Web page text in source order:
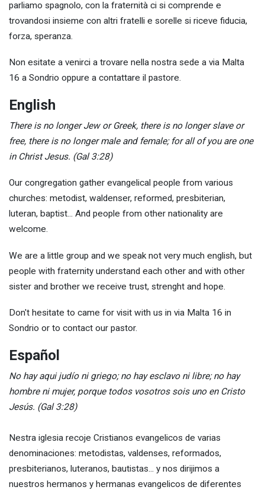
parliamo spagnolo, con la fraternità ci si comprende e
trovandosi insieme con altri fratelli e sorelle si riceve fiducia,
forza, speranza.
Non esitate a venirci a trovare nella nostra sede a via Malta
16 a Sondrio oppure a contattare il pastore.
English
There is no longer Jew or Greek, there is no longer slave or
free, there is no longer male and female; for all of you are one
in Christ Jesus. (Gal 3:28)
Our congregation gather evangelical people from various
churches: metodist, waldenser, reformed, presbiterian,
luteran, baptist... And people from other nationality are
welcome.
We are a little group and we speak not very much english, but
people with fraternity understand each other and with other
sister and brother we receive trust, strenght and hope.
Don't hesitate to came for visit with us in via Malta 16 in
Sondrio or to contact our pastor.
Español
No hay aqui judío ni griego; no hay esclavo ni libre; no hay
hombre ni mujer, porque todos vosotros sois uno en Cristo
Jesús. (Gal 3:28)
Nestra iglesia recoje Cristianos evangelicos de varias
denominaciones: metodistas, valdenses, reformados,
presbiterianos, luteranos, bautistas... y nos dirijimos a
nuestros hermanos y hermanas evangelicos de diferentes